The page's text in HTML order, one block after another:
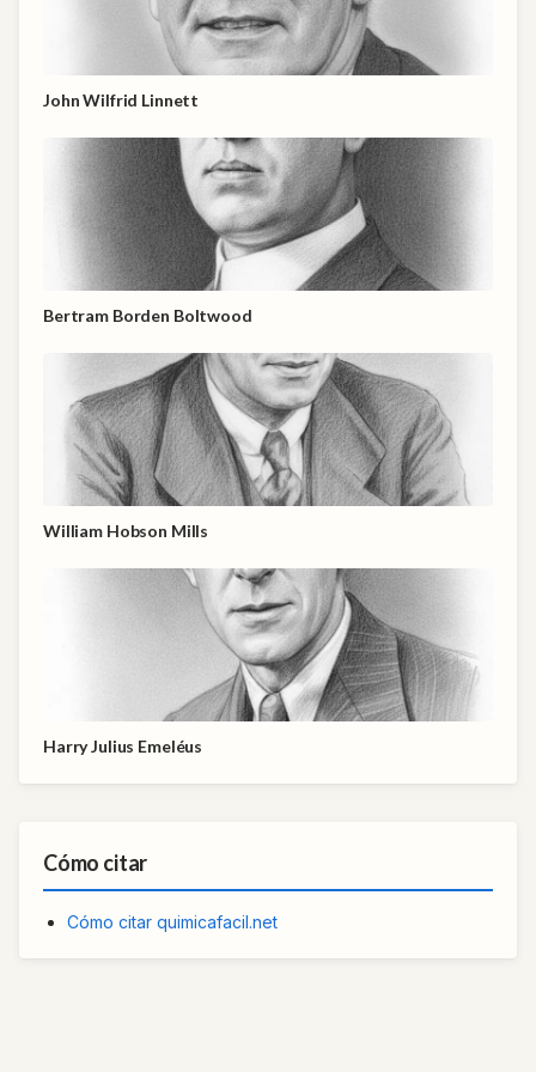
John Wilfrid Linnett
Bertram Borden Boltwood
William Hobson Mills
Harry Julius Emeléus
Cómo citar
Cómo citar quimicafacil.net